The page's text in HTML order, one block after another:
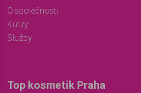
O společnosti
Kurzy
Služby
Top kosmetik Praha